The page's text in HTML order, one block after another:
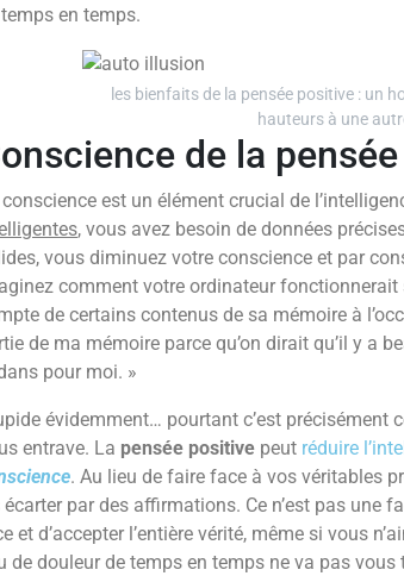
en temps.
les bienfaits de la pensée positive : un
hauteurs à une
de la
est un élément crucial de
, vous avez besoin de données
vous diminuez votre conscience et par
comment votre ordinateur fonctionnerait
de certains contenus de sa mémoire à
de ma mémoire parce qu’on dirait qu’il y a
pour moi. »
évidemment… pourtant c’est précisément
entrave. La pensée positive peut réduire
. Au lieu de faire face à vos véritables
écarter par des affirmations. Ce n’est pas une
et d’accepter l’entière vérité, même si vous
de douleur de temps en temps ne va pas vous